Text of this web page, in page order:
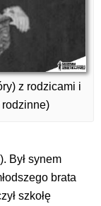
z rodzicami i
rodzinne)
Był synem
brata
szkołę